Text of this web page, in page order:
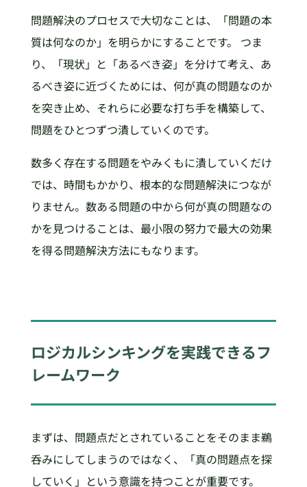
問題解決のプロセスで大切なことは、「問題の本
質は何なのか」を明らかにすることです。 つま
り、「現状」と「あるべき姿」を分けて考え、あ
るべき姿に近づくためには、何が真の問題なのか
を突き止め、それらに必要な打ち手を構築して、
問題をひとつずつ潰していくのです。
数多く存在する問題をやみくもに潰していくだけ
では、時間もかかり、根本的な問題解決につなが
りません。数ある問題の中から何が真の問題なの
かを見つけることは、最小限の努力で最大の効果
を得る問題解決方法にもなります。
ロジカルシンキングを実践できるフ
レームワーク
まずは、問題点だとされていることをそのまま鵜
呑みにしてしまうのではなく、「真の問題点を探
していく」という意識を持つことが重要です。